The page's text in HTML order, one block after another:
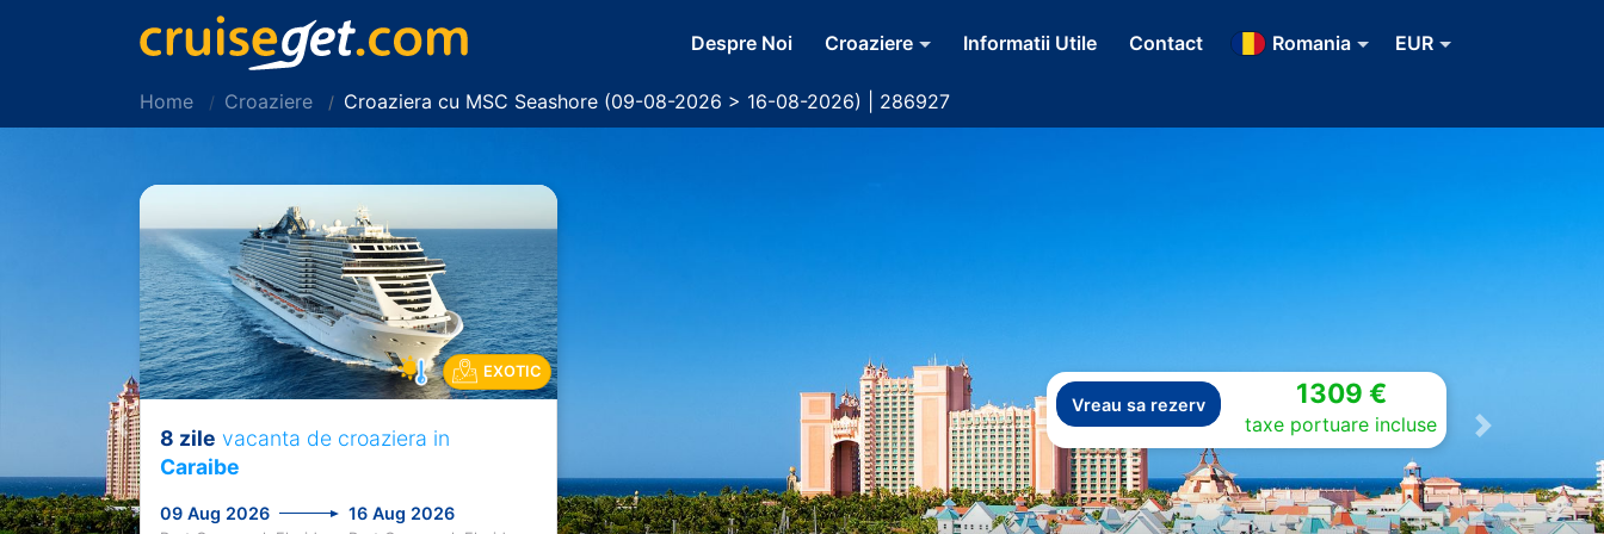
Despre Noi Croaziere Informatii Utile Contact Romania EUR
Home Croaziere Croaziera cu MSC Seashore (09-08-2026 > 16-08-2026) | 286927
Vreau sa rezerv 1309 €
taxe portuare incluse
Previous Next
EXOTIC
8 zile vacanta de croaziera in
Caraibe
09 Aug 2026 16 Aug 2026